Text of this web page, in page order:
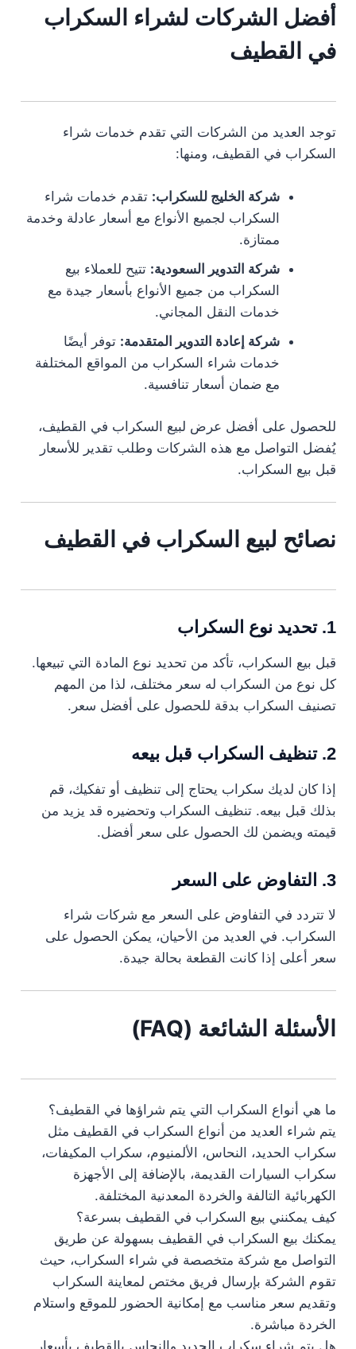
أفضل الشركات لشراء السكراب
في القطيف
توجد العديد من الشركات التي تقدم خدمات شراء
السكراب في القطيف، ومنها:
شركة الخليج للسكراب: تقدم خدمات شراء
السكراب لجميع الأنواع مع أسعار عادلة وخدمة
ممتازة.
شركة التدوير السعودية: تتيح للعملاء بيع
السكراب من جميع الأنواع بأسعار جيدة مع
خدمات النقل المجاني.
شركة إعادة التدوير المتقدمة: توفر أيضًا
خدمات شراء السكراب من المواقع المختلفة
مع ضمان أسعار تنافسية.
للحصول على أفضل عرض لبيع السكراب في القطيف،
يُفضل التواصل مع هذه الشركات وطلب تقدير للأسعار
قبل بيع السكراب.
نصائح لبيع السكراب في القطيف
1. تحديد نوع السكراب
قبل بيع السكراب، تأكد من تحديد نوع المادة التي تبيعها.
كل نوع من السكراب له سعر مختلف، لذا من المهم
تصنيف السكراب بدقة للحصول على أفضل سعر.
2. تنظيف السكراب قبل بيعه
إذا كان لديك سكراب يحتاج إلى تنظيف أو تفكيك، قم
بذلك قبل بيعه. تنظيف السكراب وتحضيره قد يزيد من
قيمته ويضمن لك الحصول على سعر أفضل.
3. التفاوض على السعر
لا تتردد في التفاوض على السعر مع شركات شراء
السكراب. في العديد من الأحيان، يمكن الحصول على
سعر أعلى إذا كانت القطعة بحالة جيدة.
الأسئلة الشائعة (FAQ)
ما هي أنواع السكراب التي يتم شراؤها في القطيف؟
يتم شراء العديد من أنواع السكراب في القطيف مثل
سكراب الحديد، النحاس، الألمنيوم، سكراب المكيفات،
سكراب السيارات القديمة، بالإضافة إلى الأجهزة
الكهربائية التالفة والخردة المعدنية المختلفة.
كيف يمكنني بيع السكراب في القطيف بسرعة؟
يمكنك بيع السكراب في القطيف بسهولة عن طريق
التواصل مع شركة متخصصة في شراء السكراب، حيث
تقوم الشركة بإرسال فريق مختص لمعاينة السكراب
وتقديم سعر مناسب مع إمكانية الحضور للموقع واستلام
الخردة مباشرة.